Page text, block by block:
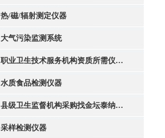
热/磁/辐射测定仪器
大气污染监测系统
职业卫生技术服务机构资质所需仪器设备清单
水质食品检测仪器
县级卫生监督机构采购找金坛泰纳仪器
采样检测仪器